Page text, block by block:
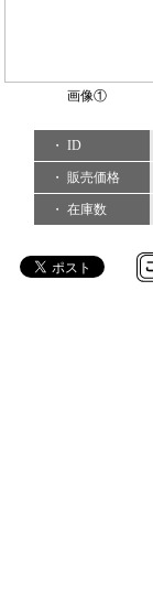
画像①
・ ID
・ 販売価格
・ 在庫数